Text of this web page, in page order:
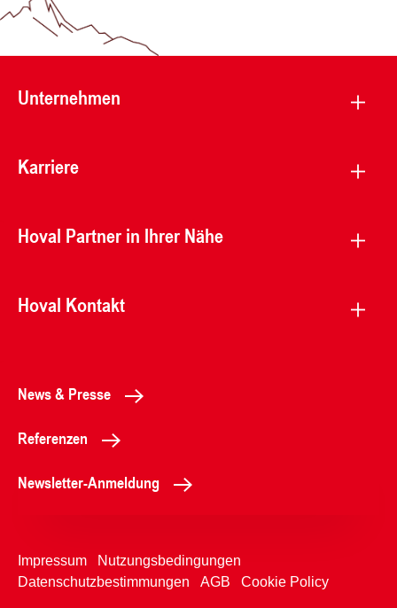
Unternehmen
Karriere
Hoval Partner in Ihrer Nähe
Hoval Kontakt
News & Presse
Referenzen
Newsletter-Anmeldung
Impressum
Nutzungsbedingungen
Datenschutzbestimmungen
AGB Cookie Policy